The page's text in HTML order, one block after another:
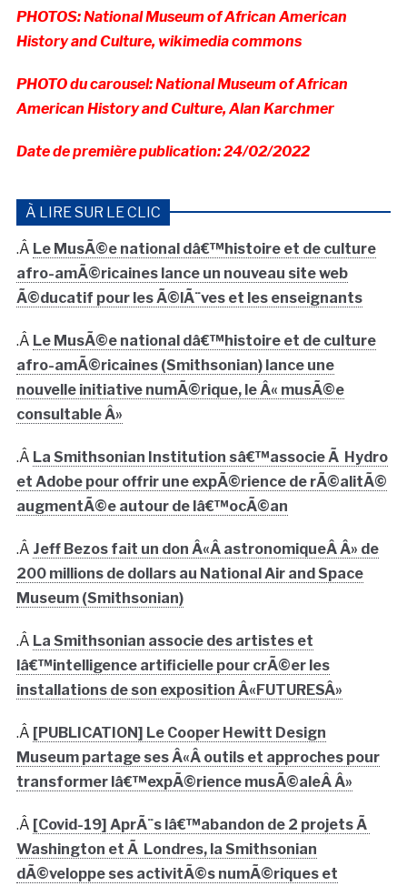
PHOTOS: National Museum of African American
History and Culture, wikimedia commons
PHOTO du carousel: National Museum of African
American History and Culture, Alan Karchmer
Date de première publication: 24/02/2022
À LIRE SUR LE CLIC
.Â Le MusÃ©e national dâ€™histoire et de culture
afro-amÃ©ricaines lance un nouveau site web
Ã©ducatif pour les Ã©lÃ¨ves et les enseignants
.Â Le MusÃ©e national dâ€™histoire et de culture
afro-amÃ©ricaines (Smithsonian) lance une
nouvelle initiative numÃ©rique, le Â« musÃ©e
consultable Â»
.Â La Smithsonian Institution sâ€™associe Ã Hydro
et Adobe pour offrir une expÃ©rience de rÃ©alitÃ©
augmentÃ©e autour de lâ€™ocÃ©an
.Â Jeff Bezos fait un don Â«Â astronomiqueÂ Â» de
200 millions de dollars au National Air and Space
Museum (Smithsonian)
.Â La Smithsonian associe des artistes et
lâ€™intelligence artificielle pour crÃ©er les
installations de son exposition Â«FUTURESÂ»
.Â [PUBLICATION] Le Cooper Hewitt Design
Museum partage ses Â«Â outils et approches pour
transformer lâ€™expÃ©rience musÃ©aleÂ Â»
.Â [Covid-19] AprÃ¨s lâ€™abandon de 2 projets Ã
Washington et Ã Londres, la Smithsonian
dÃ©veloppe ses activitÃ©s numÃ©riques et